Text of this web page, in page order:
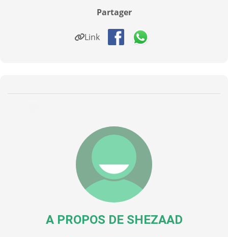
Partager
Link
A PROPOS DE SHEZAAD